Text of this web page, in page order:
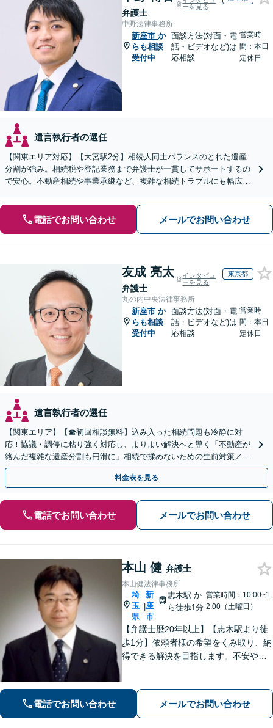
弁護士
ーを見る
中野法律事務所
新座市 か
らも相談
受付中
面談方法(対面・電
話・ビデオなど)は
応相談
営業時
間：本日
定休日
遺言執行者の選任
【関東エリア対応】【大宮駅2分】相続人同士バランスのとれた遺産
分割が強み。相続税や登記業務まで弁護士が一貫してサポートするの
で安心。不動産相続や事業承継など、複雑な相続トラブルにも幅広く
電話でお問い合わせ メールでお問い合わせ
友成 亮太
弁護士
インタビュ
ーを見る
東京都
丸の内中央法律事務所
新座市 か
らも相談
受付中
面談方法(対面・電
話・ビデオなど)は
応相談
営業時
間：本日
定休日
遺言執行者の選任
【関東エリア】【☎︎初回相談無料】込み入った相続問題も冷静に対
応！協議・調停に粘り強く対応し、よりよい解決へと導く「不動産が
絡んだ複雑な遺産分割も円滑に」相続で揉めないための生前対策／遺
言書の作成から執行【夜間相談可】【有楽町駅1分】
料金表を見る
電話でお問い合わせ メールでお問い合わせ
本山 健 弁護士
本山健法律事務所
埼
玉
県
|
新
座
市
志木駅 か
ら徒歩1分
営業時間：10:00~1
2:00（土曜日）
【弁護士歴20年以上】【志木駅より徒
歩1分】依頼者様の希望をくみ取り、納
得できる解決を目指します。不安や疑
事件／何でも遠慮せずご相談ください
【初回面談無料（30分まで）】
電話でお問い合わせ メールでお問い合わせ